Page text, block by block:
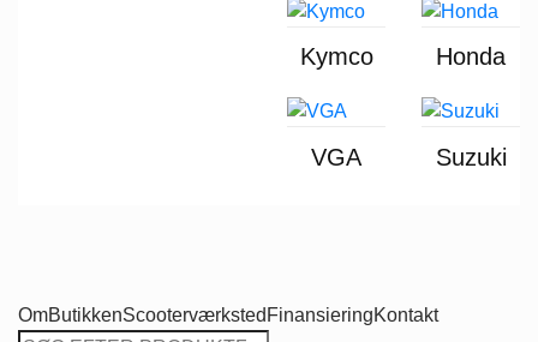
Kymco Honda
VGA Suzuki
OmButikkenScooterværksted FinansieringKontakt